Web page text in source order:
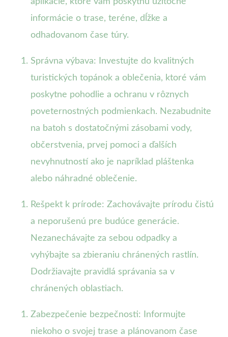
informácie o trase, teréne, dĺžke a
odhadovanom čase túry.
Správna výbava: Investujte do kvalitných
turistických topánok a oblečenia, ktoré vám
poskytne pohodlie a ochranu v rôznych
poveternostných podmienkach. Nezabudnite
na batoh s dostatočnými zásobami vody,
občerstvenia, prvej pomoci a ďalších
nevyhnutností ako je napríklad pláštenka
alebo náhradné oblečenie.
Rešpekt k prírode: Zachovávajte prírodu čistú
a neporušenú pre budúce generácie.
Nezanechávajte za sebou odpadky a
vyhýbajte sa zbieraniu chránených rastlín.
Dodržiavajte pravidlá správania sa v
chránených oblastiach.
Zabezpečenie bezpečnosti: Informujte
niekoho o svojej trase a plánovanom čase